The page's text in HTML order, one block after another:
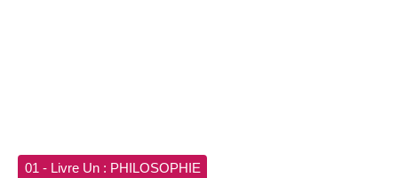
01 - Livre Un : PHILOSOPHIE